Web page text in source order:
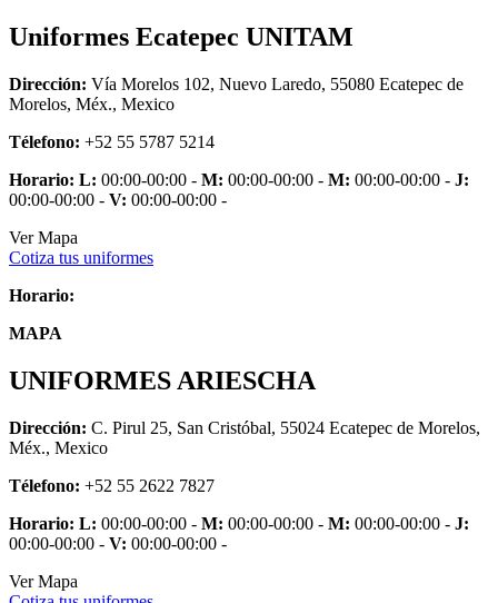
Uniformes Ecatepec UNITAM
Dirección: Vía Morelos 102, Nuevo Laredo, 55080 Ecatepec de
Morelos, Méx., Mexico
Télefono: +52 55 5787 5214
Horario: L: 00:00-00:00 - M: 00:00-00:00 - M: 00:00-00:00 - J:
00:00-00:00 - V: 00:00-00:00 -
Ver Mapa
Cotiza tus uniformes
Horario:
MAPA
UNIFORMES ARIESCHA
Dirección: C. Pirul 25, San Cristóbal, 55024 Ecatepec de Morelos,
Méx., Mexico
Télefono: +52 55 2622 7827
Horario: L: 00:00-00:00 - M: 00:00-00:00 - M: 00:00-00:00 - J:
00:00-00:00 - V: 00:00-00:00 -
Ver Mapa